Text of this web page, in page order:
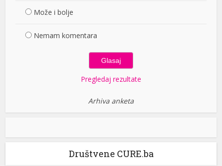
Može i bolje
Nemam komentara
Pregledaj rezultate
Arhiva anketa
Društvene CURE.ba